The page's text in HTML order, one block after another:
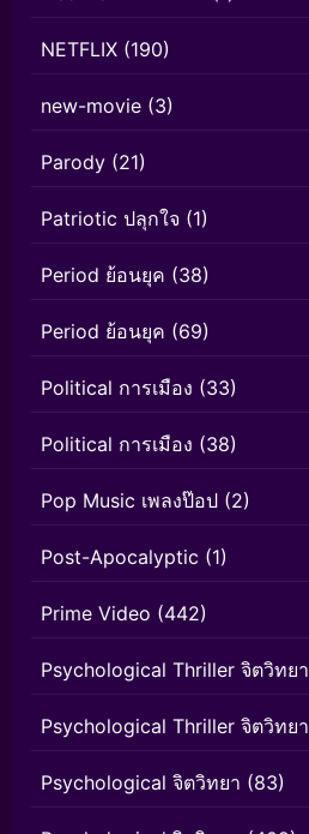
NETFLIX (190)
new-movie (3)
Parody (21)
Patriotic ปลุกใจ (1)
Period ย้อนยุค (38)
Period ย้อนยุค (69)
Political การเมือง (33)
Political การเมือง (38)
Pop Music เพลงป๊อป (2)
Post-Apocalyptic (1)
Prime Video (442)
Psychological Thriller จิตวิทยา
Psychological Thriller จิตวิทยา
Psychological จิตวิทยา (83)